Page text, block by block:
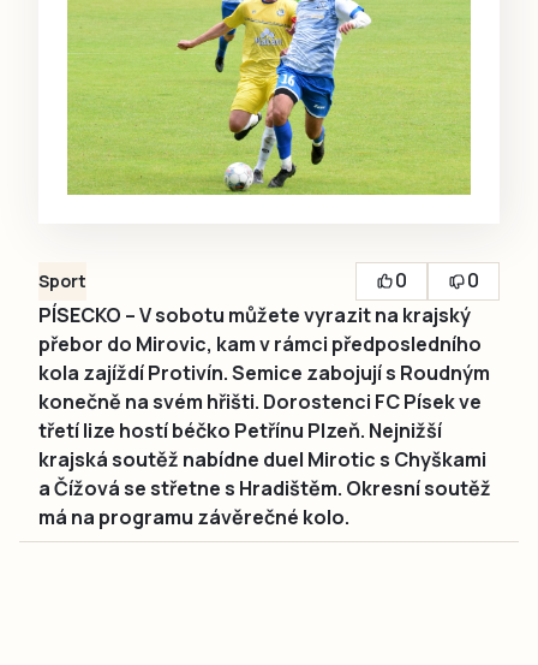
Sport 0
0
PÍSECKO – V sobotu můžete vyrazit na krajský
přebor do Mirovic, kam v rámci předposledního
kola zajíždí Protivín. Semice zabojují s Roudným
konečně na svém hřišti. Dorostenci FC Písek ve
třetí lize hostí béčko Petřínu Plzeň. Nejnižší
krajská soutěž nabídne duel Mirotic s Chyškami
a Čížová se střetne s Hradištěm. Okresní soutěž
má na programu závěrečné kolo.